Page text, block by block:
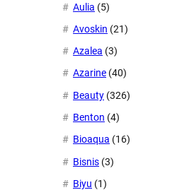
Aulia (5)
Avoskin (21)
Azalea (3)
Azarine (40)
Beauty (326)
Benton (4)
Bioaqua (16)
Bisnis (3)
Biyu (1)